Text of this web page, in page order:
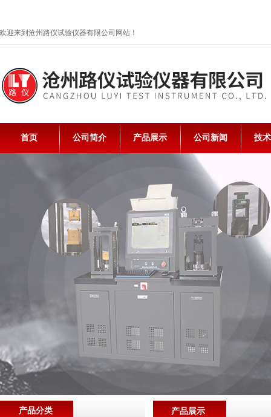
欢迎来到沧州路仪试验仪器有限公司网站！
首页 公司简介 产品展示 公司新闻 技
产品展示
产品分类